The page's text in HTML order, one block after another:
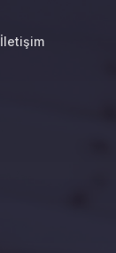
İletişim